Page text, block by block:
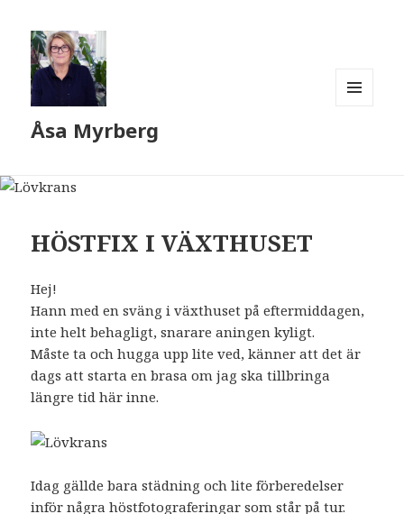
Åsa Myrberg
HÖSTFIX I VÄXTHUSET
Hej!
Hann med en sväng i växthuset på eftermiddagen,
inte helt behagligt, snarare aningen kyligt.
Måste ta och hugga upp lite ved, känner att det är
dags att starta en brasa om jag ska tillbringa
längre tid här inne.
Idag gällde bara städning och lite förberedelser
inför några höstfotograferingar som står på tur.